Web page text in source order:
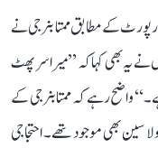
شائع ایک رپورٹ کے مطابق ممتا بنرجی نے
نے یہ بھی کہا کہ ’’میرا سر پھٹ
واضح رہے کہ ممتا بنرجی کے
سین بھی موجود تھے۔ احتجاجی